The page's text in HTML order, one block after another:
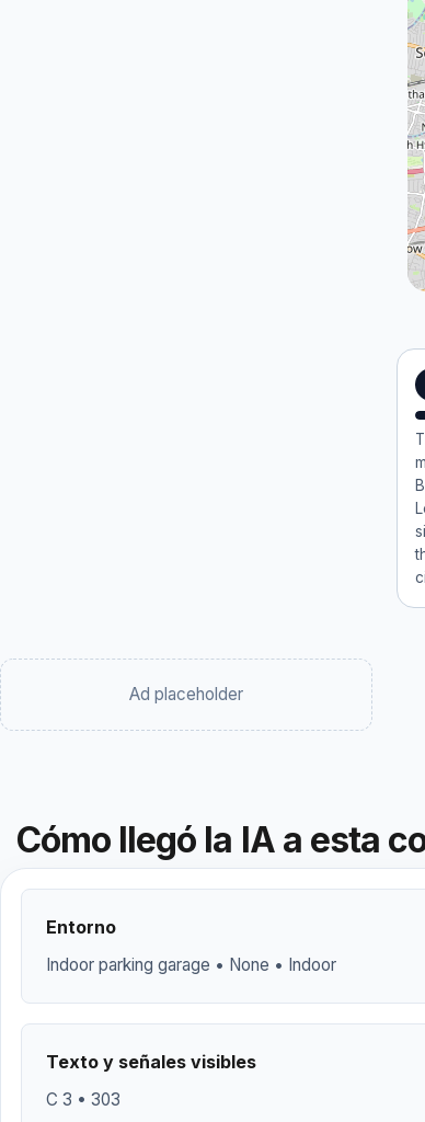
Ad placeholder
Cómo llegó la IA a esta
Entorno
Indoor parking garage • None • Indoor
Texto y señales visibles
C 3 • 303